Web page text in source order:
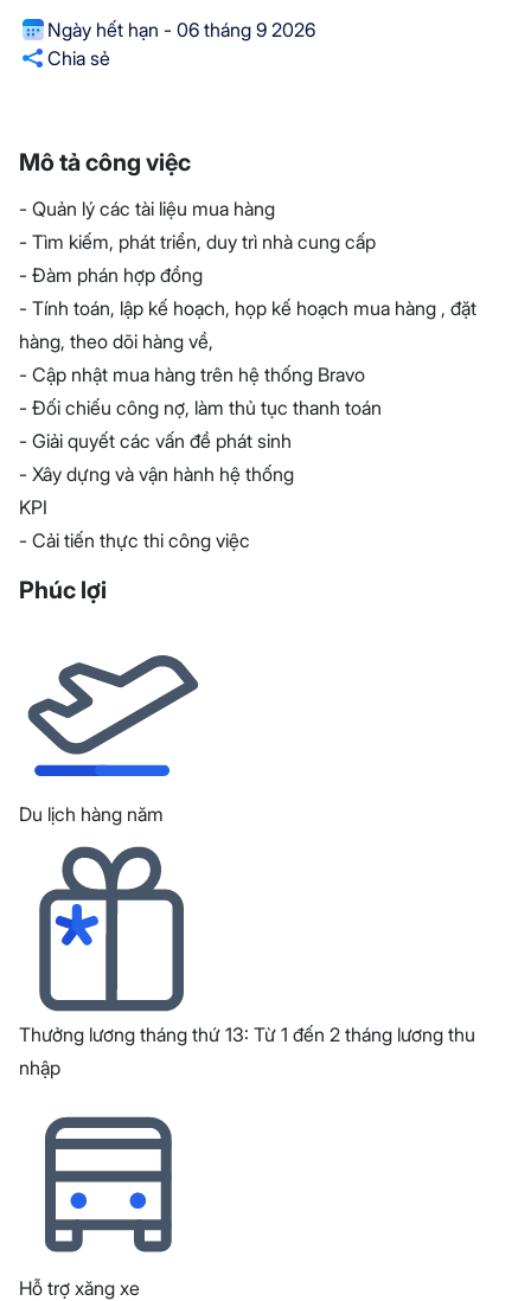
Ngày hết hạn - 06 tháng 9 2026
Chia sẻ
Mô tả công việc
- Quản lý các tài liệu mua hàng
- Tìm kiếm, phát triển, duy trì nhà cung cấp
- Đàm phán hợp đồng
- Tính toán, lập kế hoạch, họp kế hoạch mua hàng , đặt
hàng, theo dõi hàng về,
- Cập nhật mua hàng trên hệ thống Bravo
- Đối chiếu công nợ, làm thủ tục thanh toán
- Giải quyết các vấn đề phát sinh
- Xây dựng và vận hành hệ thống
KPI
- Cải tiến thực thi công việc
Phúc lợi
Du lịch hàng năm
Thưởng lương tháng thứ 13: Từ 1 đến 2 tháng lương thu
nhập
Hỗ trợ xăng xe